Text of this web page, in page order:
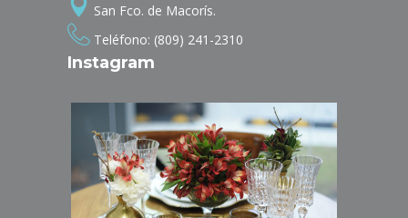
San Fco. de Macorís.
Teléfono: (809) 241-2310
Instagram